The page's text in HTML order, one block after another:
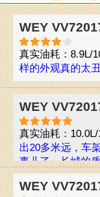
WEY
真实油耗：8.9L/
样的外观真的太
WEY
真实油耗：
出20多米远，车
事儿了，长城的
有领克01，大众
保养应该和沃尔
WEY